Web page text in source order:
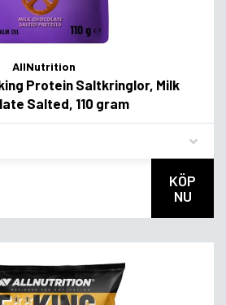
AllNutrition
Protein Saltkringlor, Milk
Salted, 110 gram
KÖP
NU